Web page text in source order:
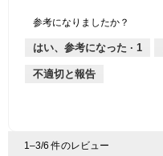
参考になりましたか？
はい、参考になった · 1
不適切と報告
1–3/6 件のレビュー